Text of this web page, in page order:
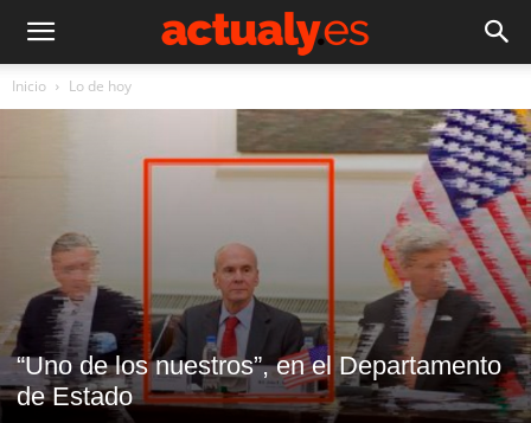
Inicio Lo de hoy
“Uno de los nuestros”, en el Departamento
de Estado